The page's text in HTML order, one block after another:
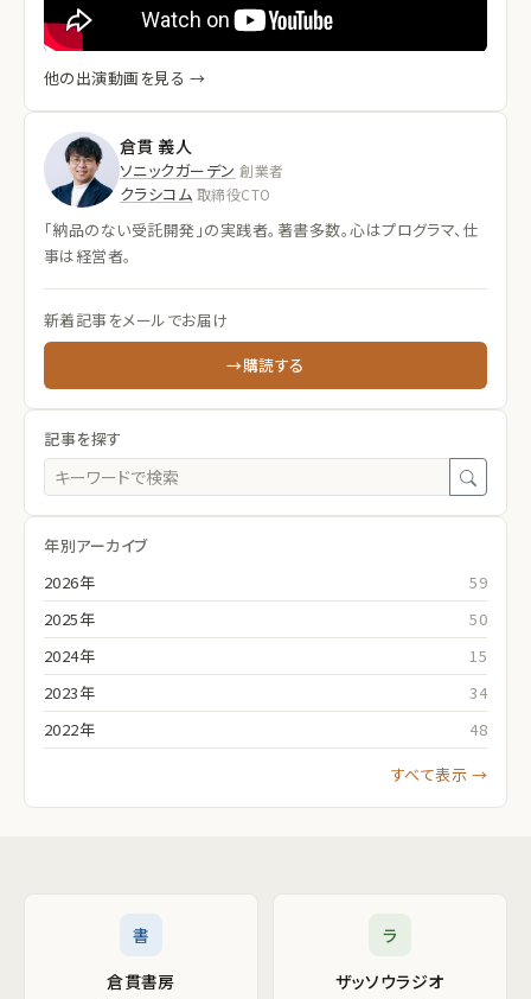
他の出演動画を見る →
倉貫 義人
ソニックガーデン 創業者
クラシコム 取締役CTO
「納品のない受託開発」の実践者。著書多数。心はプログラマ、仕
事は経営者。
新着記事をメールでお届け
→購読する
記事を探す
年別アーカイブ
2026年
59
2025年
50
2024年
15
2023年
34
2022年
48
すべて表示 →
書
倉貫書房
ラ
ザッソウラジオ